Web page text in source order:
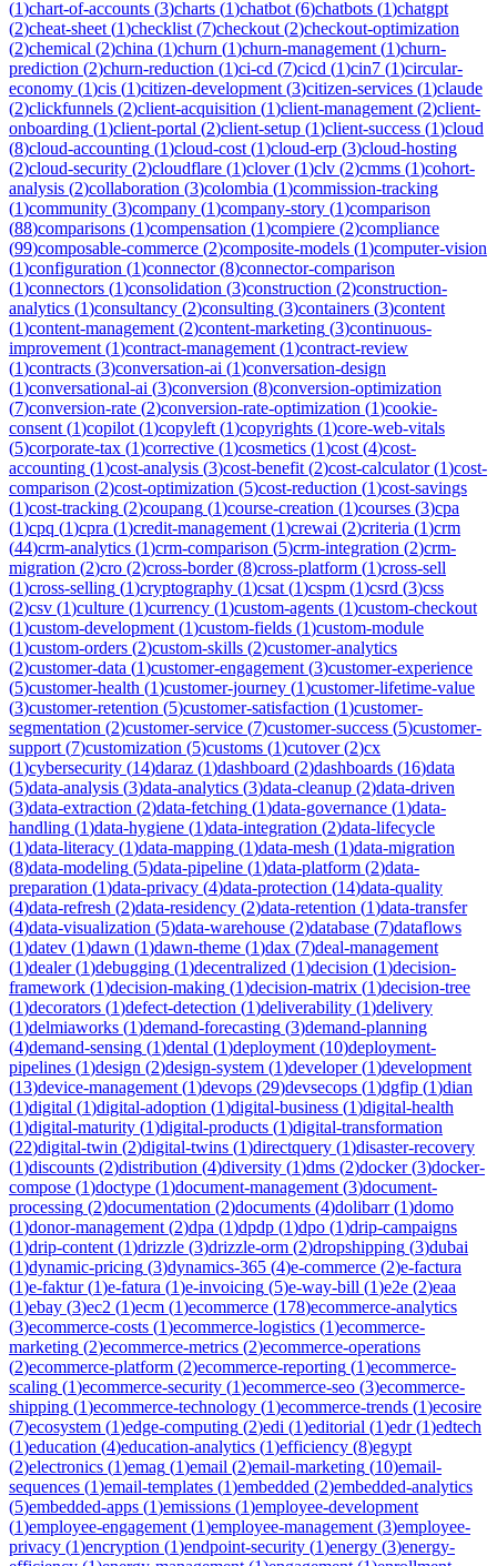
(1)chart-of-accounts (3)charts (1)chatbot (6)chatbots (1)chatgpt
(2)cheat-sheet (1)checklist (7)checkout (2)checkout-optimization
(2)chemical (2)china (1)churn (1)churn-management (1)churn-
prediction (2)churn-reduction (1)ci-cd (7)cicd (1)cin7 (1)circular-
economy (1)cis (1)citizen-development (3)citizen-services (1)claude
(2)clickfunnels (2)client-acquisition (1)client-management (2)client-
onboarding (1)client-portal (2)client-setup (1)client-success (1)cloud
(8)cloud-accounting (1)cloud-cost (1)cloud-erp (3)cloud-hosting
(2)cloud-security (2)cloudflare (1)clover(1)clv (2)cmms (1)cohort-
analysis (2)collaboration (3)colombia (1)commission-tracking
(1)community (3)company (1)company-story (1)comparison
(88)comparisons (1)compensation (1)compiere (2)compliance
(99)composable-commerce (2)composite-models (1)computer-vision
(1)configuration (1)connector(8)connector-comparison
(1)connectors (1)consolidation (3)construction (2)construction-
analytics (1)consultancy (2)consulting (3)containers (3)content
(1)content-management (2)content-marketing (3)continuous-
improvement (1)contract-management (1)contract-review
(1)contracts (3)conversation-ai (1)conversation-design
(1)conversational-ai (3)conversion (8)conversion-optimization
(7)conversion-rate (2)conversion-rate-optimization (1)cookie-
consent (1)copilot (1)copyleft (1)copyrights (1)core-web-vitals
(5)corporate-tax (1)corrective (1)cosmetics (1)cost (4)cost-
accounting (1)cost-analysis (3)cost-benefit (2)cost-calculator(1)cost-
comparison (2)cost-optimization (5)cost-reduction (1)cost-savings
(1)cost-tracking (2)coupang (1)course-creation (1)courses (3)cpa
(1)cpq (1)cpra (1)credit-management (1)crewai (2)criteria (1)crm
(44)crm-analytics (1)crm-comparison (5)crm-integration (2)crm-
migration (2)cro (2)cross-border(8)cross-platform (1)cross-sell
(1)cross-selling (1)cryptography (1)csat (1)cspm (1)csrd (3)css
(2)csv (1)culture (1)currency (1)custom-agents (1)custom-checkout
(1)custom-development (1)custom-fields (1)custom-module
(1)custom-orders (2)custom-skills (2)customer-analytics
(2)customer-data (1)customer-engagement (3)customer-experience
(5)customer-health (1)customer-journey (1)customer-lifetime-value
(3)customer-retention (5)customer-satisfaction (1)customer-
segmentation (2)customer-service (7)customer-success (5)customer-
support (7)customization (5)customs (1)cutover(2)cx
(1)cybersecurity (14)daraz (1)dashboard (2)dashboards (16)data
(5)data-analysis (3)data-analytics (3)data-cleanup (2)data-driven
(3)data-extraction (2)data-fetching (1)data-governance (1)data-
handling (1)data-hygiene (1)data-integration (2)data-lifecycle
(1)data-literacy (1)data-mapping (1)data-mesh (1)data-migration
(8)data-modeling (5)data-pipeline (1)data-platform (2)data-
preparation (1)data-privacy (4)data-protection (14)data-quality
(4)data-refresh (2)data-residency (2)data-retention (1)data-transfer
(4)data-visualization (5)data-warehouse (2)database (7)dataflows
(1)datev (1)dawn (1)dawn-theme (1)dax (7)deal-management
(1)dealer(1)debugging (1)decentralized (1)decision (1)decision-
framework (1)decision-making (1)decision-matrix (1)decision-tree
(1)decorators (1)defect-detection (1)deliverability (1)delivery
(1)delmiaworks (1)demand-forecasting (3)demand-planning
(4)demand-sensing (1)dental (1)deployment (10)deployment-
pipelines (1)design (2)design-system (1)developer(1)development
(13)device-management (1)devops (29)devsecops (1)dgfip (1)dian
(1)digital (1)digital-adoption (1)digital-business (1)digital-health
(1)digital-maturity (1)digital-products (1)digital-transformation
(22)digital-twin (2)digital-twins (1)directquery (1)disaster-recovery
(1)discounts (2)distribution (4)diversity (1)dms (2)docker(3)docker-
compose (1)doctype (1)document-management (3)document-
processing (2)documentation (2)documents (4)dolibarr(1)domo
(1)donor-management (2)dpa (1)dpdp (1)dpo (1)drip-campaigns
(1)drip-content (1)drizzle (3)drizzle-orm (2)dropshipping (3)dubai
(1)dynamic-pricing (3)dynamics-365 (4)e-commerce (2)e-factura
(1)e-faktur(1)e-fatura (1)e-invoicing (5)e-way-bill (1)e2e (2)eaa
(1)ebay (3)ec2 (1)ecm (1)ecommerce (178)ecommerce-analytics
(3)ecommerce-costs (1)ecommerce-logistics (1)ecommerce-
marketing (2)ecommerce-metrics (2)ecommerce-operations
(2)ecommerce-platform (2)ecommerce-reporting (1)ecommerce-
scaling (1)ecommerce-security (1)ecommerce-seo (3)ecommerce-
shipping (1)ecommerce-technology (1)ecommerce-trends (1)ecosire
(7)ecosystem (1)edge-computing (2)edi (1)editorial (1)edr(1)edtech
(1)education (4)education-analytics (1)efficiency (8)egypt
(2)electronics (1)emag (1)email (2)email-marketing (10)email-
sequences (1)email-templates (1)embedded (2)embedded-analytics
(5)embedded-apps (1)emissions (1)employee-development
(1)employee-engagement (1)employee-management (3)employee-
privacy (1)encryption (1)endpoint-security (1)energy (3)energy-